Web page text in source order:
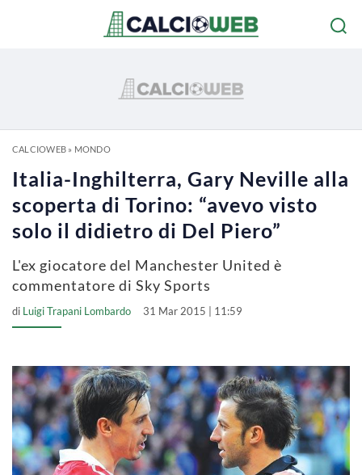
CALCIOWEB» MONDO
Italia-Inghilterra, Gary Neville alla
scoperta di Torino: “avevo visto
solo il didietro di Del Piero”
L'ex giocatore del Manchester United è
commentatore di Sky Sports
di Luigi Trapani Lombardo 31 Mar 2015 | 11:59